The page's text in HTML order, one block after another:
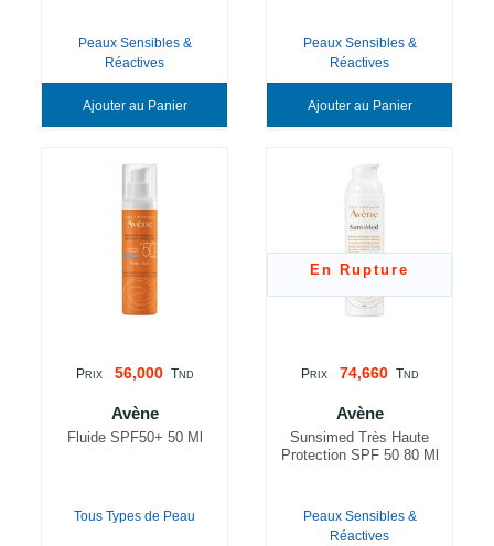
Peaux Sensibles &
Réactives
Ajouter au Panier
Peaux Sensibles &
Réactives
Ajouter au Panier
PRIX 56,000 TND
Avène
Fluide SPF50+ 50 Ml
Tous Types de Peau
En Rupture
PRIX 74,660 TND
Avène
Sunsimed Très Haute
Protection SPF 50 80 Ml
Peaux Sensibles &
Réactives